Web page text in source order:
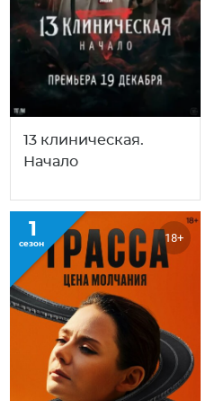
13 клиническая.
Начало
1
сезон 18+